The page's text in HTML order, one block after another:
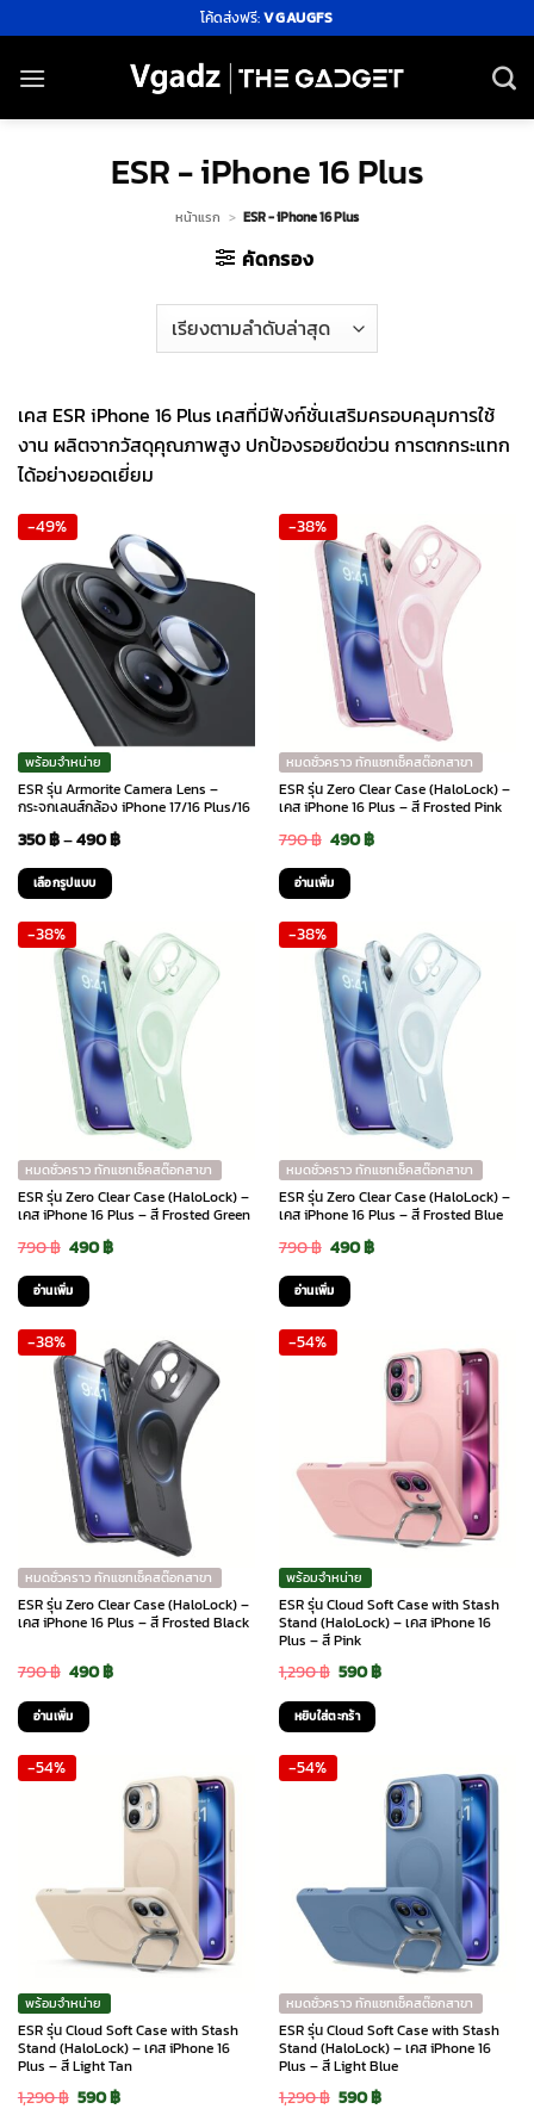
ไป
ยัง
โค้ดส่งฟรี:VGAUGFS
ESR - iPhone 16 Plus
หน้าแรก > ESR - iPhone 16 Plus
คัดกรอง
เคส ESR iPhone 16 Plus เคสที่มีฟังก์ชั่นเสริมครอบคลุมการใช้
งาน ผลิตจากวัสดุคุณภาพสูง ปกป้องรอยขีดข่วน การตกกระแทก
ได้อย่างยอดเยี่ยม
-49%
พร้อมจำหน่าย
ESR รุ่น Armorite Camera Lens –
กระจกเลนส์กล้อง iPhone 17/16 Plus/16
350฿–490฿Price
through
490 ฿
เลือกรูปแบบ
product
multiple
variants.
options
chosen
on
the
product
-38%
หมดชั่วคราว ทักแชทเช็คสต๊อกสาขา
ESR รุ่น Zero Clear Case (HaloLock) –
เคส iPhone 16 Plus – สี Frosted Pink
790฿ Original
price
was:
790 ฿.
490฿Current
490 ฿.
อ่านเพิ่ม
-38%
หมดชั่วคราว ทักแชทเช็คสต๊อกสาขา
ESR รุ่น Zero Clear Case (HaloLock) –
เคส iPhone 16 Plus – สี Frosted Green
790฿ Original
price
was:
790 ฿.
490฿Current
490 ฿.
อ่านเพิ่ม
-38%
หมดชั่วคราว ทักแชทเช็คสต๊อกสาขา
ESR รุ่น Zero Clear Case (HaloLock) –
เคส iPhone 16 Plus – สี Frosted Blue
790฿ Original
price
was:
790 ฿.
490฿Current
490 ฿.
อ่านเพิ่ม
-38%
หมดชั่วคราว ทักแชทเช็คสต๊อกสาขา
ESR รุ่น Zero Clear Case (HaloLock) –
เคส iPhone 16 Plus – สี Frosted Black
790฿ Original
price
was:
790 ฿.
490฿Current
อ่านเพิ่ม
-54%
พร้อมจำหน่าย
ESR รุ่น Cloud Soft Case with Stash
Stand (HaloLock) – เคส iPhone 16
Plus – สี Pink
1,290฿ Original
price
was:
590฿Current
590 ฿.
หยิบใส่ตะกร้า
-54%
พร้อมจำหน่าย
ESR รุ่น Cloud Soft Case with Stash
Stand (HaloLock) – เคส iPhone 16
Plus – สี Light Tan
1,290฿ Original
590฿Current
-54%
หมดชั่วคราว ทักแชทเช็คสต๊อกสาขา
ESR รุ่น Cloud Soft Case with Stash
Stand (HaloLock) – เคส iPhone 16
Plus – สี Light Blue
1,290฿ Original
590฿Current